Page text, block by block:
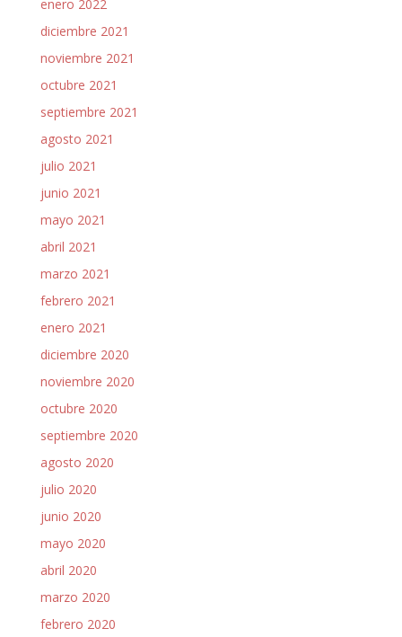
enero 2022
diciembre 2021
noviembre 2021
octubre 2021
septiembre 2021
agosto 2021
julio 2021
junio 2021
mayo 2021
abril 2021
marzo 2021
febrero 2021
enero 2021
diciembre 2020
noviembre 2020
octubre 2020
septiembre 2020
agosto 2020
julio 2020
junio 2020
mayo 2020
abril 2020
marzo 2020
febrero 2020